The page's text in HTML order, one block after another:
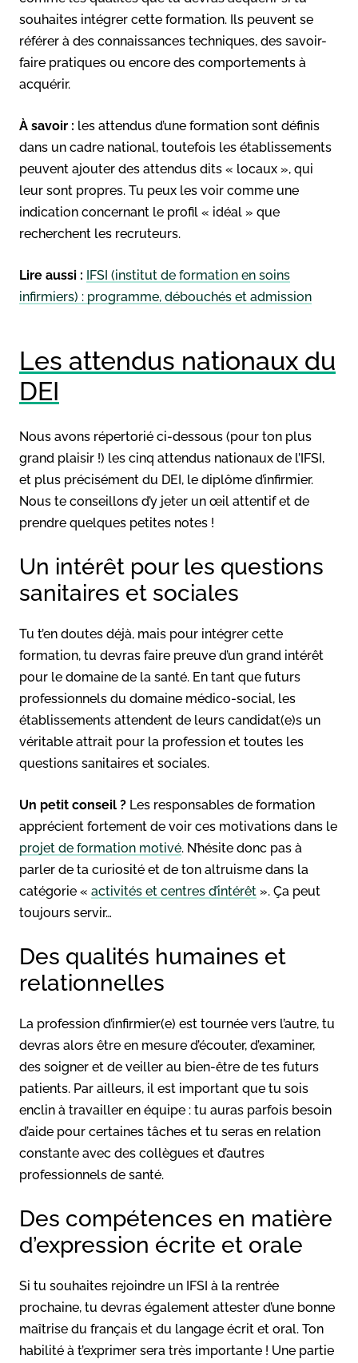
souhaites intégrer cette formation. Ils peuvent se
référer à des connaissances techniques, des savoir-
faire pratiques ou encore des comportements à
acquérir.
À savoir : les attendus d’une formation sont définis
dans un cadre national, toutefois les établissements
peuvent ajouter des attendus dits « locaux », qui
leur sont propres. Tu peux les voir comme une
indication concernant le profil « idéal » que
recherchent les recruteurs.
Lire aussi : IFSI (institut de formation en soins
infirmiers) : programme, débouchés et admission
Les attendus nationaux du
DEI
Nous avons répertorié ci-dessous (pour ton plus
grand plaisir !) les cinq attendus nationaux de l’IFSI,
et plus précisément du DEI, le diplôme d’infirmier.
Nous te conseillons d’y jeter un œil attentif et de
prendre quelques petites notes !
Un intérêt pour les questions
sanitaires et sociales
Tu t’en doutes déjà, mais pour intégrer cette
formation, tu devras faire preuve d’un grand intérêt
pour le domaine de la santé. En tant que futurs
professionnels du domaine médico-social, les
établissements attendent de leurs candidat(e)s un
véritable attrait pour la profession et toutes les
questions sanitaires et sociales.
Un petit conseil ? Les responsables de formation
apprécient fortement de voir ces motivations dans le
projet de formation motivé. N’hésite donc pas à
parler de ta curiosité et de ton altruisme dans la
catégorie « activités et centres d’intérêt ». Ça peut
toujours servir…
Des qualités humaines et
relationnelles
La profession d’infirmier(e) est tournée vers l’autre, tu
devras alors être en mesure d’écouter, d’examiner,
des soigner et de veiller au bien-être de tes futurs
patients. Par ailleurs, il est important que tu sois
enclin à travailler en équipe : tu auras parfois besoin
d’aide pour certaines tâches et tu seras en relation
constante avec des collègues et d’autres
professionnels de santé.
Des compétences en matière
d’expression écrite et orale
Si tu souhaites rejoindre un IFSI à la rentrée
prochaine, tu devras également attester d’une bonne
maîtrise du français et du langage écrit et oral. Ton
habilité à t’exprimer sera très importante ! Une partie